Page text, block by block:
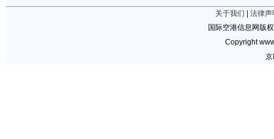
关于我们
法律声
国际空港信息网版
Copyright